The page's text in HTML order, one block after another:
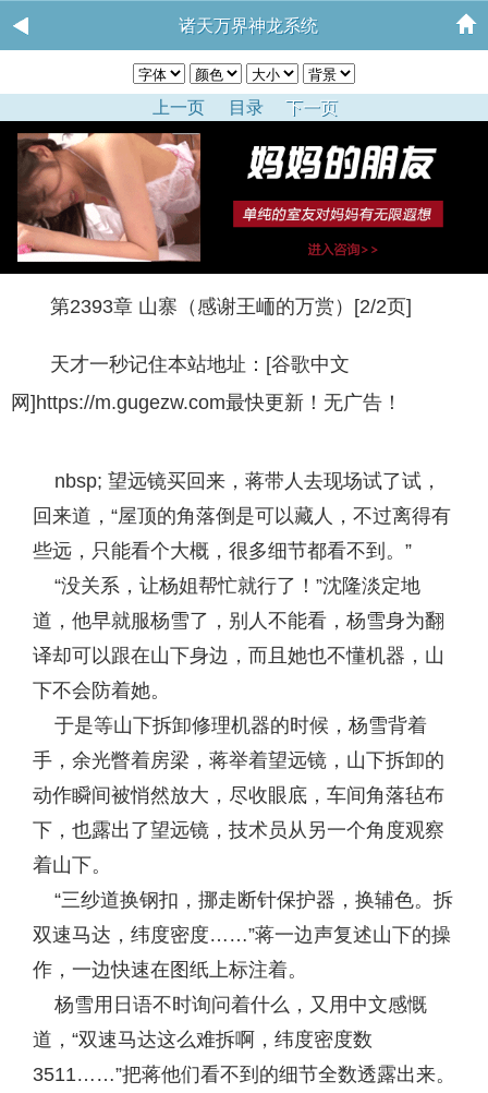
诸天万界神龙系统
上一页 目录 下一页
第2393章 山寨（感谢王峏的万赏）[2/2页]
天才一秒记住本站地址：[谷歌中文
网]https://m.gugezw.com最快更新！无广告！
nbsp; 望远镜买回来，蒋带人去现场试了试，
回来道，“屋顶的角落倒是可以藏人，不过离得有
些远，只能看个大概，很多细节都看不到。”
“没关系，让杨姐帮忙就行了！”沈隆淡定地
道，他早就服杨雪了，别人不能看，杨雪身为翻
译却可以跟在山下身边，而且她也不懂机器，山
下不会防着她。
于是等山下拆卸修理机器的时候，杨雪背着
手，余光瞥着房梁，蒋举着望远镜，山下拆卸的
动作瞬间被悄然放大，尽收眼底，车间角落毡布
下，也露出了望远镜，技术员从另一个角度观察
着山下。
“三纱道换钢扣，挪走断针保护器，换辅色。拆
双速马达，纬度密度……”蒋一边声复述山下的操
作，一边快速在图纸上标注着。
杨雪用日语不时询问着什么，又用中文感慨
道，“双速马达这么难拆啊，纬度密度数
3511……”把蒋他们看不到的细节全数透露出来。